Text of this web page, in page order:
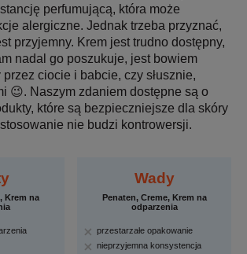
perfumującą, która może
alergiczne. Jednak trzeba przyznać,
przyjemny. Krem jest trudno dostępny,
nadal go poszukuje, jest bowiem
ciocie i babcie, czy słusznie,
😉. Naszym zdaniem dostępne są o
które są bezpieczniejsze dla skóry
nie budzi kontrowersji.
Krem na
Wady
Penaten, Creme, Krem na
odparzenia
przestarzałe opakowanie
nieprzyjemna konsystencja